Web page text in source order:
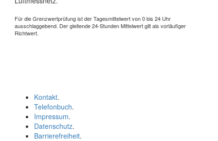
Für die Grenzwertprüfung ist der Tagesmittelwert von 0 bis 24 Uhr
ausschlaggebend. Der gleitende 24-Stunden Mittelwert gilt als vorläufiger
Richtwert.
Kontakt.
Telefonbuch.
Impressum.
Datenschutz.
Barrierefreiheit.